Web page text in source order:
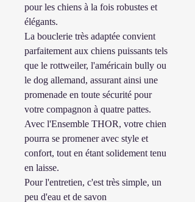
pour les chiens à la fois robustes et
élégants.
La bouclerie très adaptée convient
parfaitement aux chiens puissants tels
que le rottweiler, l'américain bully ou
le dog allemand, assurant ainsi une
promenade en toute sécurité pour
votre compagnon à quatre pattes.
Avec l'Ensemble THOR, votre chien
pourra se promener avec style et
confort, tout en étant solidement tenu
en laisse.
Pour l'entretien, c'est très simple, un
peu d'eau et de savon